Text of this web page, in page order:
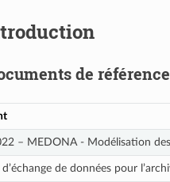
de référence
– MEDONA - Modélisation
de données pour